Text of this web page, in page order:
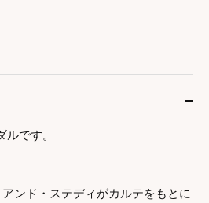
です。
ンド・ステディがカルテをもとに